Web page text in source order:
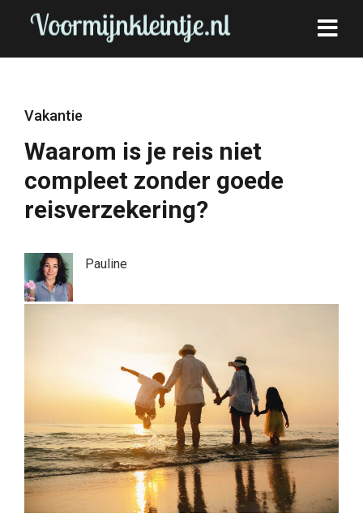
Vakantie
Waarom is je reis niet
compleet zonder goede
reisverzekering?
Pauline